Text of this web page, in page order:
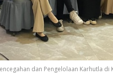
dan Pengelolaan Karhutla